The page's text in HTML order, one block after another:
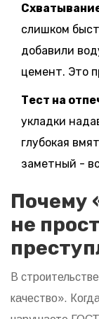
слишком
добавили
цемент. Это
Тест на
укладки
глубокая
заметный -
Почему
не
В
качество».